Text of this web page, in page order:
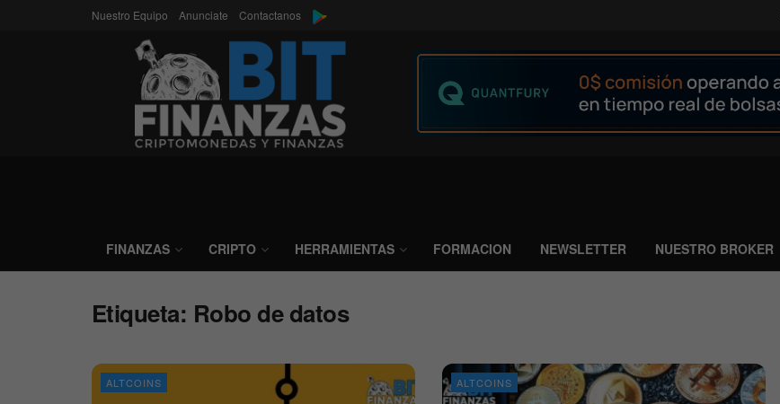
Nuestro Equipo Anunciate Contactanos
FINANZAS CRIPTO HERRAMIENTAS FORMACION NEWSLETTER NUESTRO BROKER
Etiqueta: Robo de datos
ALTCOINS ALTCOINS